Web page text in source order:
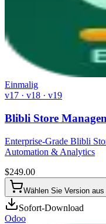
Einmalig
v17 · v18 · v19
Blibli Store
Enterprise-Grade Blibli
Automation & Analytics
$249.00
Wählen Sie Version aus
Sofort-Download
Odoo